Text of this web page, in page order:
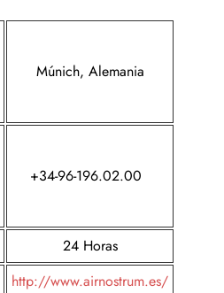
Múnich, Alemania
+34-96-196.02.00
24 Horas
http://www.airnostrum.es/